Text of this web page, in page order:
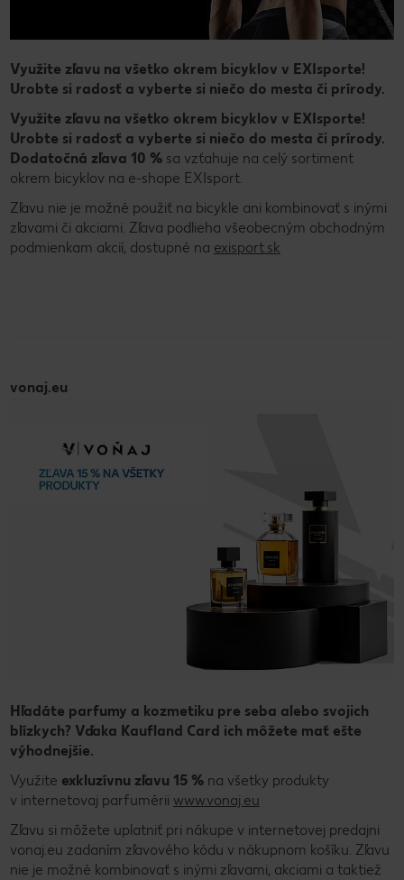
Využite zľavu na všetko okrem bicyklov v EXIsporte!
Urobte si radosť a vyberte si niečo do mesta či prírody.
Využite zľavu na všetko okrem bicyklov v EXIsporte!
Urobte si radosť a vyberte si niečo do mesta či prírody.
Dodatočná zľava 10 % sa vzťahuje na celý sortiment
okrem bicyklov na e-shope EXIsport.
Zľavu nie je možné použiť na bicykle ani kombinovať s inými
zľavami či akciami. Zľava podlieha všeobecným obchodným
podmienkam akcií, dostupné na exisport.sk
vonaj.eu
Hľadáte parfumy a kozmetiku pre seba alebo svojich
blízkych? Vďaka Kaufland Card ich môžete mať ešte
výhodnejšie.
Využite exkluzívnu zľavu 15 % na všetky produkty
v internetovaj parfumérii www.vonaj.eu
Zľavu si môžete uplatniť pri nákupe v internetovej predajni
vonaj.eu zadaním zľavového kódu v nákupnom košíku. Zľavu
nie je možné kombinovať s inými zľavami, akciami a taktiež